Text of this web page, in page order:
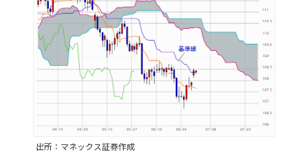
出所：マネックス証券作成